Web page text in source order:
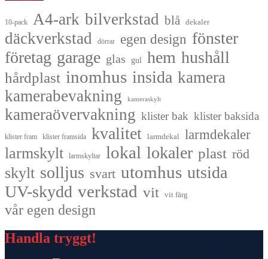
10-pack A4-ark bilverkstad blå dekaler
däckverkstad dörrar egen design fönster
företag garage glas gul hem hushåll
hårdplast inomhus insida kamera
kamerabevakning
kameraskylt
kameraövervakning klister bak klister baksida
klister fram klister framsida kvalitet larmdekal larmdekaler
larmskylt larmskyltar lokal lokaler plast röd
skylt solljus svart utomhus utsida
UV-skydd verkstad vit vit färg
vår egen design
Handla tryggt!